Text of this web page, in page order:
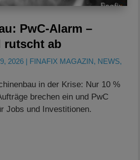
PwC-Alarm –
rutscht ab
2026 | FINAFIX MAGAZIN, NEWS,
in der Krise: Nur 10 %
brechen ein und PwC
Jobs und Investitionen.